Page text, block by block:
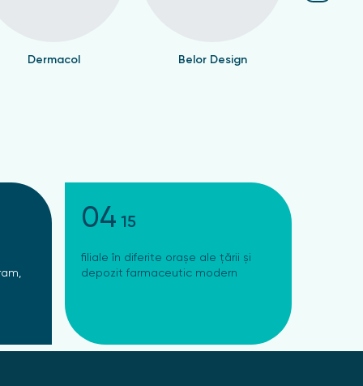
Dermacol Belor Design
04 15
filiale în diferite orașe ale țării și
depozit farmaceutic modern